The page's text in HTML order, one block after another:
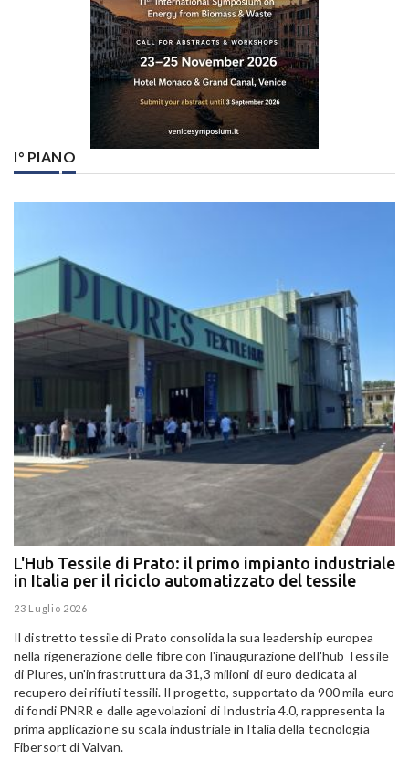
I° PIANO
L'Hub Tessile di Prato: il primo impianto industriale
in Italia per il riciclo automatizzato del tessile
23 Luglio 2026
Il distretto tessile di Prato consolida la sua leadership europea
nella rigenerazione delle fibre con l'inaugurazione dell'hub Tessile
di Plures, un'infrastruttura da 31,3 milioni di euro dedicata al
recupero dei rifiuti tessili. Il progetto, supportato da 900 mila euro
di fondi PNRR e dalle agevolazioni di Industria 4.0, rappresenta la
prima applicazione su scala industriale in Italia della tecnologia
Fibersort di Valvan.